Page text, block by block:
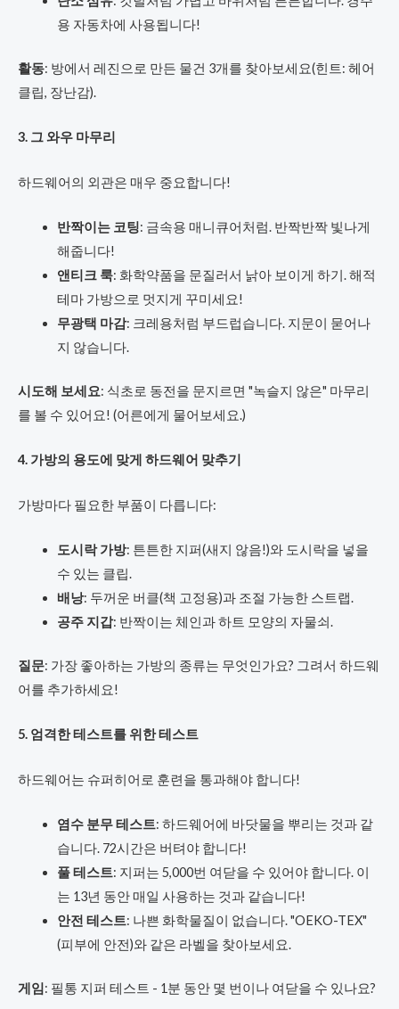
용 자동차에 사용됩니다!
활동: 방에서 레진으로 만든 물건 3개를 찾아보세요(힌트: 헤어
클립, 장난감).
3. 그 와우 마무리
하드웨어의 외관은 매우 중요합니다!
반짝이는 코팅: 금속용 매니큐어처럼. 반짝반짝 빛나게
해줍니다!
앤티크 룩: 화학약품을 문질러서 낡아 보이게 하기. 해적
테마 가방으로 멋지게 꾸미세요!
무광택 마감: 크레용처럼 부드럽습니다. 지문이 묻어나
지 않습니다.
시도해 보세요: 식초로 동전을 문지르면 "녹슬지 않은" 마무리
를 볼 수 있어요! (어른에게 물어보세요.)
4. 가방의 용도에 맞게 하드웨어 맞추기
가방마다 필요한 부품이 다릅니다:
도시락 가방: 튼튼한 지퍼(새지 않음!)와 도시락을 넣을
수 있는 클립.
배낭: 두꺼운 버클(책 고정용)과 조절 가능한 스트랩.
공주 지갑: 반짝이는 체인과 하트 모양의 자물쇠.
질문: 가장 좋아하는 가방의 종류는 무엇인가요? 그려서 하드웨
어를 추가하세요!
5. 엄격한 테스트를 위한 테스트
하드웨어는 슈퍼히어로 훈련을 통과해야 합니다!
염수 분무 테스트: 하드웨어에 바닷물을 뿌리는 것과 같
습니다. 72시간은 버텨야 합니다!
풀 테스트: 지퍼는 5,000번 여닫을 수 있어야 합니다. 이
는 13년 동안 매일 사용하는 것과 같습니다!
안전 테스트: 나쁜 화학물질이 없습니다. "OEKO-TEX"
(피부에 안전)와 같은 라벨을 찾아보세요.
게임: 필통 지퍼 테스트 - 1분 동안 몇 번이나 여닫을 수 있나요?